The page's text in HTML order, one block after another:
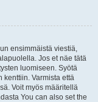
ensimmäistä viestiä,
Jos et näe tätä
luomiseen. Syötä
Varmista että
Voit myös määritellä
You can also set the